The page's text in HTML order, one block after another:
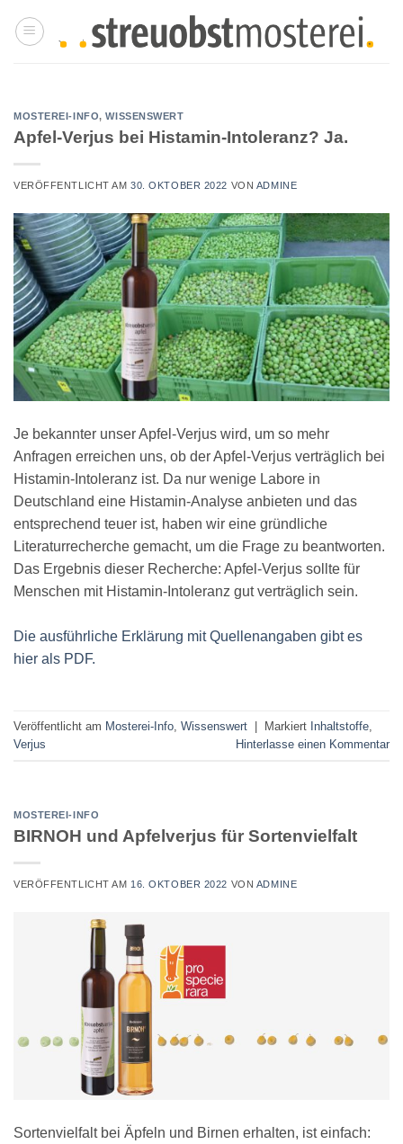
Inhalt
MOSTEREI-INFO,WISSENSWERT
Apfel-Verjus bei Histamin-Intoleranz? Ja.
VERÖFFENTLICHT AM30. OKTOBER 2022 VON ADMINE
Je bekannter unser Apfel-Verjus wird, um so mehr
Anfragen erreichen uns, ob der Apfel-Verjus verträglich bei
Histamin-Intoleranz ist. Da nur wenige Labore in
Deutschland eine Histamin-Analyse anbieten und das
entsprechend teuer ist, haben wir eine gründliche
Literaturrecherche gemacht, um die Frage zu beantworten.
Das Ergebnis dieser Recherche: Apfel-Verjus sollte für
Menschen mit Histamin-Intoleranz gut verträglich sein.
Die ausführliche Erklärung mit Quellenangaben gibt es
hier als PDF.
Veröffentlicht am Mosterei-Info Wissenswert | Markiert Inhaltstoffe
Verjus
Hinterlasse einen Kommentar
MOSTEREI-INFO
BIRNOH und Apfelverjus für Sortenvielfalt
VERÖFFENTLICHT AM 16. OKTOBER 2022 VON ADMINE
Sortenvielfalt bei Äpfeln und Birnen erhalten, ist einfach: